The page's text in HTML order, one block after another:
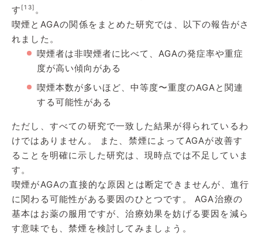
す [13] 。
喫煙とAGAの関係をまとめた研究では、以下の報告がさ
れました。
喫煙者は非喫煙者に比べて、AGAの発症率や重症
度が高い傾向がある
喫煙本数が多いほど、中等度〜重度のAGAと関連
する可能性がある
ただし、すべての研究で一致した結果が得られているわ
けではありません。 また、禁煙によってAGAが改善す
ることを明確に示した研究は、現時点では不足していま
す。
喫煙がAGAの直接的な原因とは断定できませんが、進行
に関わる可能性がある要因のひとつです。 AGA治療の
基本はお薬の服用ですが、治療効果を妨げる要因を減ら
す意味でも、禁煙を検討してみましょう。